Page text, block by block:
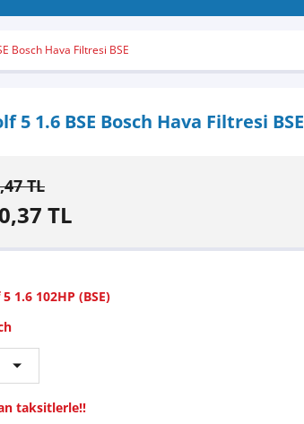
Bosch Hava Filtresi BSE
5 1.6 BSE Bosch Hava Filtresi BSE
TL
TL
1.6 102HP (BSE)
taksitlerle!!